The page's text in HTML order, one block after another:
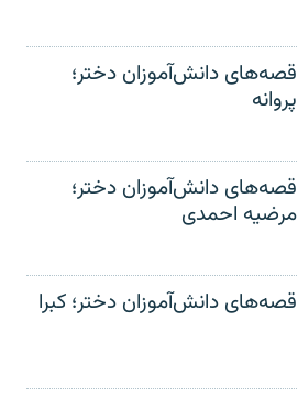
قصه‌های دانش‌آموزان دختر؛
پروانه
قصه‌های دانش‌آموزان دختر؛
مرضیه احمدی
قصه‌های دانش‌آموزان دختر؛ کبرا